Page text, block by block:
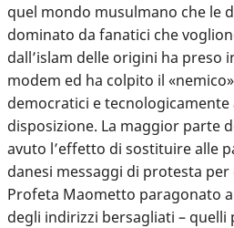
quel mondo musulmano che le
dominato da fanatici che
dall’islam delle origini ha preso
modem ed ha colpito il
democratici e tecnologicamente
disposizione. La maggior parte
avuto l’effetto di sostituire alle
danesi messaggi di protesta
Profeta Maometto paragonato
degli indirizzi bersagliati –